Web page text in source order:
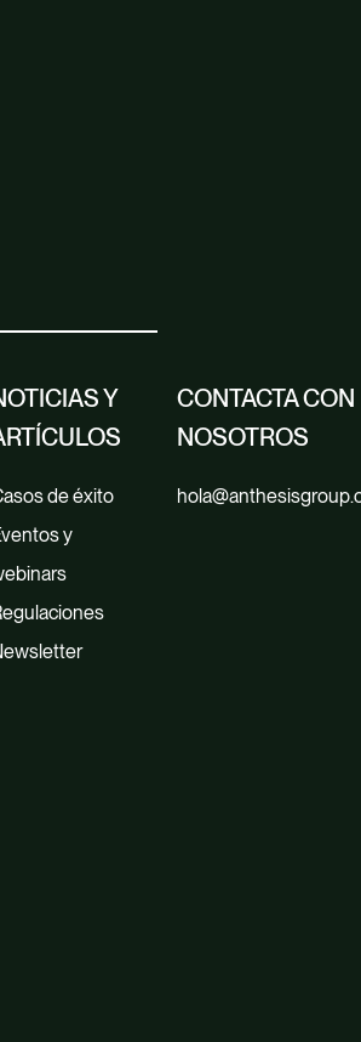
Y
de éxito
y
CONTACTA CON
NOSOTROS